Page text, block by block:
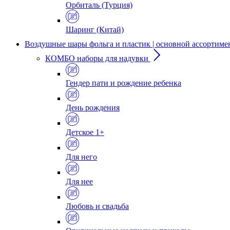
Орбиталь (Турция)
Шаринг (Китай)
Воздушные шары фольга и пластик | основной
КОМБО наборы для надувки
Гендер пати и рождение ребенка
День рождения
Детское 1+
Для него
Для нее
Любовь и свадьба